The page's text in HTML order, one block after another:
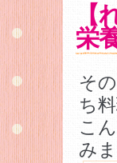
【
栄
そ
ち
こ
み